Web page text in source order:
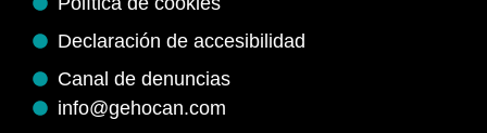
Declaración de accesibilidad
Canal de denuncias
info@gehocan.com